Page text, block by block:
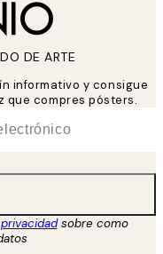
DE ARTE
informativo y consigue
que compres pósters.
sobre como